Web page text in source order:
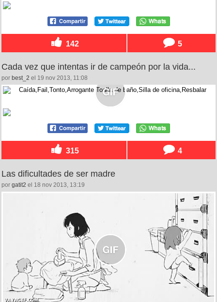
142 5
Cada vez que intentas ir de campeón por la vida...
por best_2 el 19 nov 2013, 11:08
315 4
Las dificultades de ser madre
por gatit2 el 18 nov 2013, 13:19